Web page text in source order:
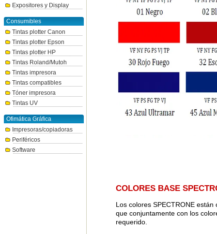
Expositores y Display
Consumibles
Tintas plotter Canon
Tintas plotter Epson
Tintas plotter HP
Tintas Roland/Mutoh
Tintas impresora
Tintas compatibles
Tóner impresora
Tintas UV
Ofimática Gráfica
Impresoras/copiadoras
Periféricos
Software
COLORES BASE
Los colores SPECTRONE
que conjuntamente con los
requerido.